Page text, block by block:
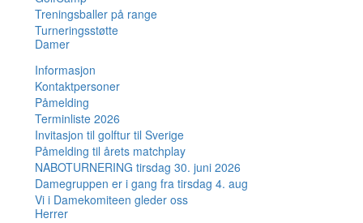
Treningsballer på range
Turneringsstøtte
Damer
Informasjon
Kontaktpersoner
Påmelding
Terminliste 2026
Invitasjon til golftur til Sverige
Påmelding til årets matchplay
NABOTURNERING tirsdag 30. juni 2026
Damegruppen er i gang fra tirsdag 4. aug
Vi i Damekomiteen gleder oss
Herrer